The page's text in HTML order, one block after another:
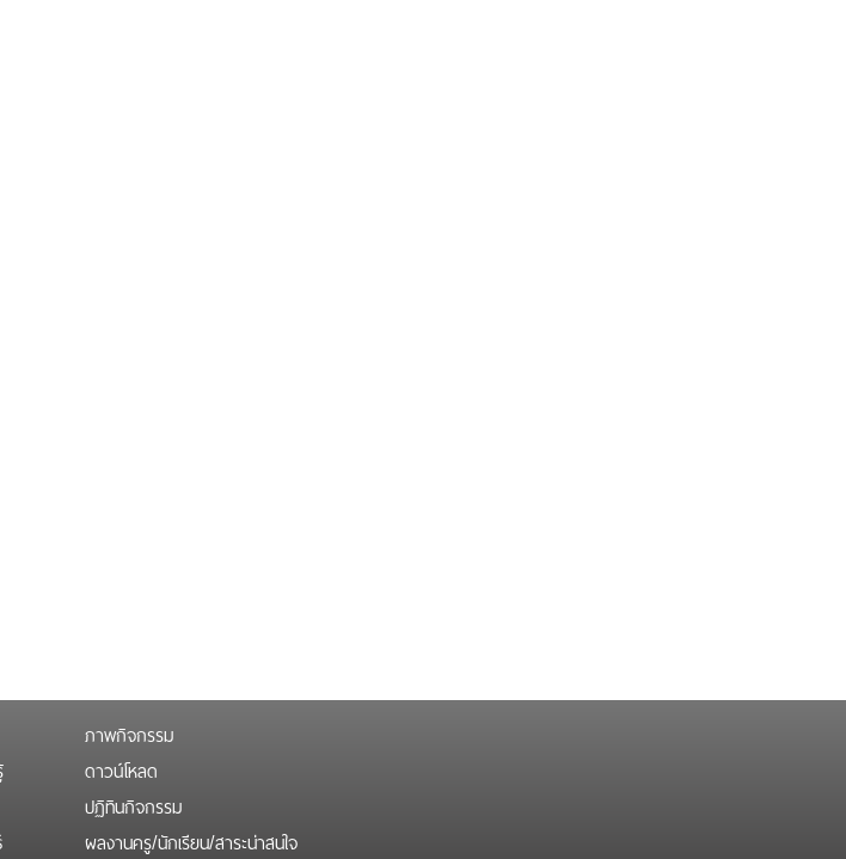
ภาพกิจกรรม
ดาวน์โหลด
ปฏิทินกิจกรรม
ผลงานครู/นักเรียน/สาระน่าสนใจ